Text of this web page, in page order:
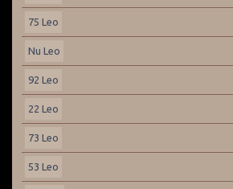
75 Leo
Nu Leo
92 Leo
22 Leo
73 Leo
53 Leo